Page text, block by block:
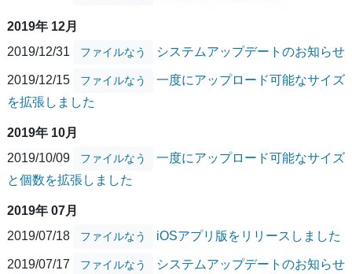
2019年 12月
2019/12/31
ファイルなう システムアップデートのお知らせ
2019/12/15 ファイルなう
一度にアップロード可能なサイズ
を拡張しました
2019年 10月
2019/10/09
ファイルなう
一度にアップロード可能なサイズ
と個数を拡張しました
2019年 07月
2019/07/18
ファイルなう iOSアプリ版をリリースしました
2019/07/17 ファイルなう システムアップデートのお知らせ